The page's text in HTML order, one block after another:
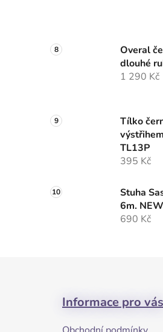
Overal
dlouhé
1 290 Kč
Tílko
TL13P
395 Kč
Stuha
6m.
690 Kč
Informace pro vás